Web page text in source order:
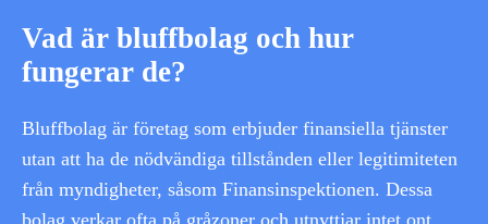
Vad är bluffbolag och hur
fungerar de?
Bluffbolag är företag som erbjuder finansiella tjänster
utan att ha de nödvändiga tillstånden eller legitimiteten
från myndigheter, såsom Finansinspektionen. Dessa